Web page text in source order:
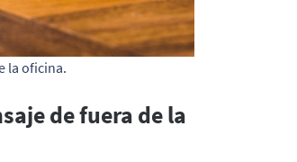
la oficina.
de fuera de la